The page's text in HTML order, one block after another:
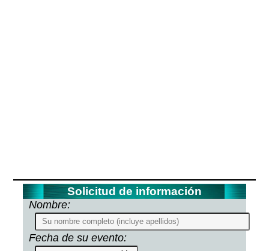
Solicitud de información
Nombre:
Fecha de su evento: